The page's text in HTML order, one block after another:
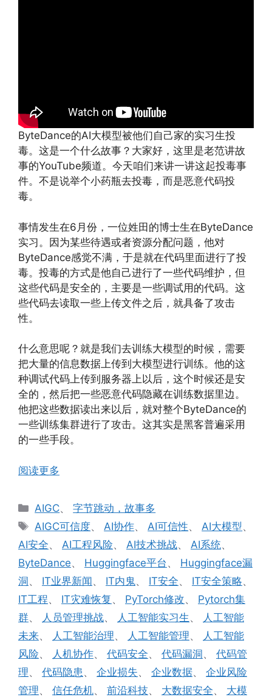
ByteDance的AI大模型被他们自己家的实习生投
毒。这是一个什么故事？大家好，这里是老范讲故
事的YouTube频道。今天咱们来讲一讲这起投毒事
件。不是说举个小药瓶去投毒，而是恶意代码投
毒。
事情发生在6月份，一位姓田的博士生在ByteDance
实习。因为某些待遇或者资源分配问题，他对
ByteDance感觉不满，于是就在代码里面进行了投
毒。投毒的方式是他自己进行了一些代码维护，但
这些代码是安全的，主要是一些调试用的代码。这
些代码去读取一些上传文件之后，就具备了攻击
性。
什么意思呢？就是我们去训练大模型的时候，需要
把大量的信息数据上传到大模型进行训练。他的这
种调试代码上传到服务器上以后，这个时候还是安
全的，然后把一些恶意代码隐藏在训练数据里边。
他把这些数据读出来以后，就对整个ByteDance的
一些训练集群进行了攻击。这其实是黑客普遍采用
的一些手段。
阅读更多
分
类
AIGC、字节跳动，故事多
标
签
AIGC可信度、 AI协作、 AI可信性、 AI大模型、
AI安全、 AI工程风险、 AI技术挑战、 AI系统、
ByteDance、 Huggingface平台 、 Huggingface漏
洞、 IT业界新闻、 IT内鬼、 IT安全、 IT安全策略、
IT工程、 IT灾难恢复 、 PyTorch修改、 Pytorch集
群、 人员管理挑战、 人工智能实习生 、
人工智能
未来、 人工智能治理、 人工智能管理、
人工智能
风险、 人机协作、 代码安全、 代码漏洞、 代码管
理、 代码隐患 、 企业损失、 企业数据、 企业风险
管理、 信任危机、 前沿科技、 大数据安全、 大模